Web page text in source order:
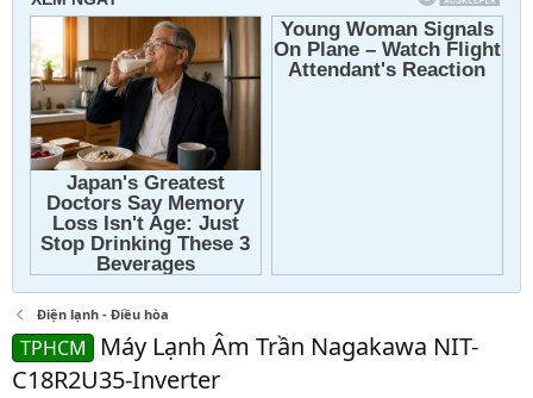
Điện lạnh - Điều hòa
TPHCM
Máy Lạnh Âm Trần Nagakawa NIT-
C18R2U35-Inverter